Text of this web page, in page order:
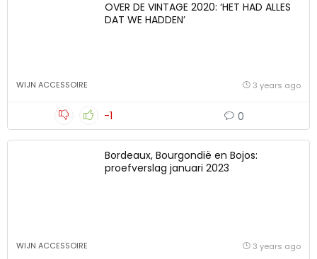
OVER DE VINTAGE 2020: ‘HET HAD ALLES
DAT WE HADDEN’
WIJN ACCESSOIRE 3 years ago
-1 0
Bordeaux, Bourgondië en Bojos:
proefverslag januari 2023
WIJN ACCESSOIRE 3 years ago